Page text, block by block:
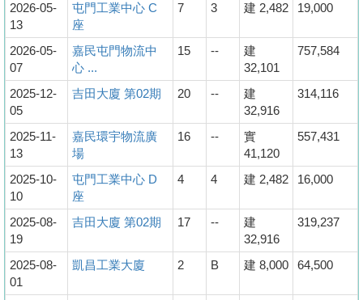
2026-05-
13
屯門工業中心 C
座
7 3 建 2,482 19,000
2026-05-
07
嘉民屯門物流中
心 ...
15 --
建
32,101
757,584
2025-12-
05
吉田大廈 第02期 20 --
建
32,916
314,116
2025-11-
13
嘉民環宇物流廣
場
16 --
實
41,120
557,431
2025-10-
10
屯門工業中心 D
座
4 4 建 2,482 16,000
2025-08-
19
吉田大廈 第02期 17 --
建
32,916
319,237
2025-08-
01
凱昌工業大廈 2 B 建 8,000 64,500